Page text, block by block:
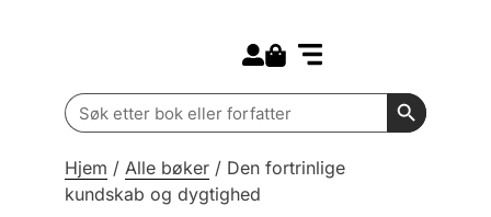
Search
for:
Search
Hjem / Alle bøker / Den fortrinlige
kundskab og dygtighed